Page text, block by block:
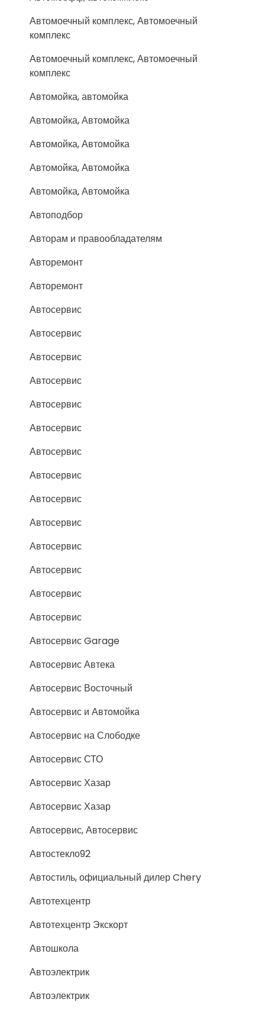
Автомоечный комплекс, Автомоечный
комплекс
Автомоечный комплекс, Автомоечный
комплекс
Автомойка, автомойка
Автомойка, Автомойка
Автомойка, Автомойка
Автомойка, Автомойка
Автомойка, Автомойка
Автоподбор
Авторам и правообладателям
Авторемонт
Авторемонт
Автосервис
Автосервис
Автосервис
Автосервис
Автосервис
Автосервис
Автосервис
Автосервис
Автосервис
Автосервис
Автосервис
Автосервис
Автосервис
Автосервис
Автосервис Garage
Автосервис Автека
Автосервис Восточный
Автосервис и Автомойка
Автосервис на Слободке
Автосервис СТО
Автосервис Хазар
Автосервис Хазар
Автосервис, Автосервис
Автостекло92
Автостиль, официальный дилер Chery
Автотехцентр
Автотехцентр Экскорт
Автошкола
Автоэлектрик
Автоэлектрик